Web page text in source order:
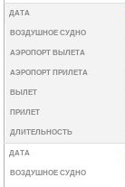
ДАТА
ВОЗДУШНОЕ СУДНО
АЭРОПОРТ ВЫЛЕТА
АЭРОПОРТ ПРИЛЕТА
ВЫЛЕТ
ПРИЛЕТ
ДЛИТЕЛЬНОСТЬ
ДАТА
ВОЗДУШНОЕ СУДНО